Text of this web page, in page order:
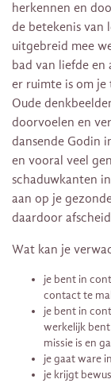
herkennen en
de betekenis van
uitgebreid mee
bad van liefde
er ruimte is om
Oude
doorvoelen en
dansende Godin
en vooral veel
schaduwkanten
aan op je
daardoor
Wat kan je
je bent in
contact te
je bent in
werkelijk
missie is en
je gaat ware
je krijgt